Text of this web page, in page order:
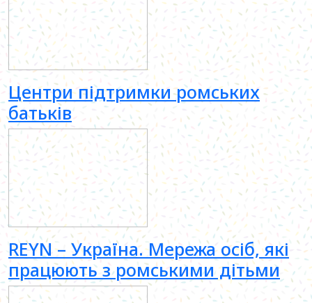
Центри підтримки ромських
батьків
REYN – Україна. Мережа осіб, які
працюють з ромськими дітьми